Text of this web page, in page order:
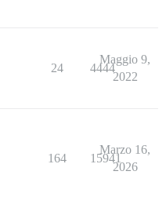
24 4444
Maggio 9,
2022
164 15941
Marzo 16,
2026